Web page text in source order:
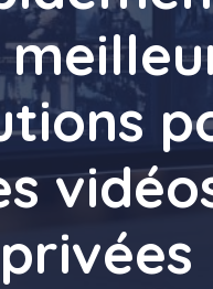
privées